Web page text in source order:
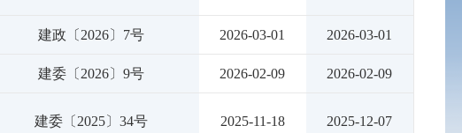
建政〔2026〕7号 2026-03-01 2026-03-01
建委〔2026〕9号 2026-02-09 2026-02-09
建委〔2025〕34号 2025-11-18 2025-12-07